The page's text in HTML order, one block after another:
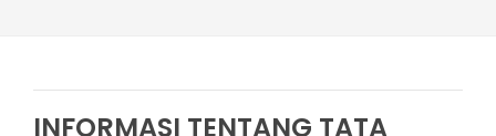
INFORMASI TENTANG TATA